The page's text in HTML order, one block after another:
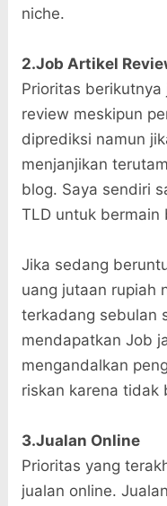
niche.
2.Job Artikel
Prioritas
review meskipun
diprediksi namun
menjanjikan
blog. Saya sendiri
TLD untuk bermain
Jika sedang
uang jutaan rupiah
terkadang sebulan
mendapatkan Job
mengandalkan
riskan karena tidak
3.Jualan Online
Prioritas yang
jualan online.